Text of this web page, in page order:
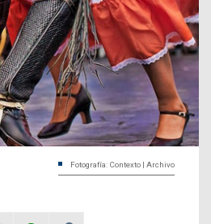
Fotografía: Contexto | Archivo